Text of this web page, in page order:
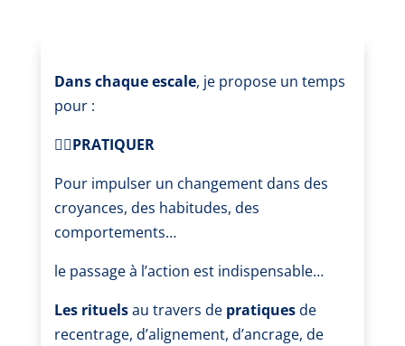
Dans chaque escale, je propose un temps
pour :
🧘‍♀️PRATIQUER
Pour impulser un changement dans des
croyances, des habitudes, des
comportements…
le passage à l’action est indispensable…
Les rituelsau travers depratiquesde
recentrage, d’alignement, d’ancrage, de